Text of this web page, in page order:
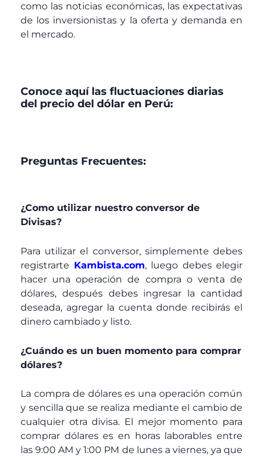
como las noticias económicas, las expectativas
de los inversionistas y la oferta y demanda en
el mercado.
Conoce aquí las fluctuaciones diarias
del precio del dólar en Perú:
Preguntas Frecuentes:
¿Como utilizar nuestro conversor de
Divisas?
Para utilizar el conversor, simplemente debes
registrarte Kambista.com, luego debes elegir
hacer una operación de compra o venta de
dólares, después debes ingresar la cantidad
deseada, agregar la cuenta donde recibirás el
dinero cambiado y listo.
¿Cuándo es un buen momento para comprar
dólares?
La compra de dólares es una operación común
y sencilla que se realiza mediante el cambio de
cualquier otra divisa. El mejor momento para
comprar dólares es en horas laborables entre
las 9:00 AM y 1:00 PM de lunes a viernes, ya que